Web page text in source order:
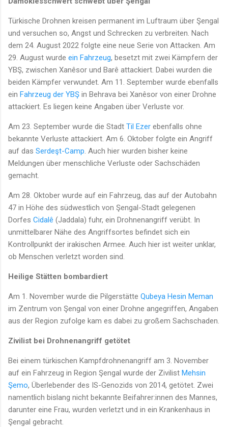
Türkische Drohnen kreisen permanent im Luftraum über Şengal
und versuchen so, Angst und Schrecken zu verbreiten. Nach
dem 24. August 2022 folgte eine neue Serie von Attacken. Am
29. August wurde ein Fahrzeug, besetzt mit zwei Kämpfern der
YBŞ, zwischen Xanêsor und Barê attackiert. Dabei wurden die
beiden Kämpfer verwundet. Am 11. September wurde ebenfalls
ein Fahrzeug der YBŞ in Behrava bei Xanêsor von einer Drohne
attackiert. Es liegen keine Angaben über Verluste vor.
Am 23. September wurde die Stadt Til Ezer ebenfalls ohne
bekannte Verluste attackiert. Am 6. Oktober folgte ein Angriff
auf das Serdeşt-Camp. Auch hier wurden bisher keine
Meldungen über menschliche Verluste oder Sachschäden
gemacht.
Am 28. Oktober wurde auf ein Fahrzeug, das auf der Autobahn
47 in Höhe des südwestlich von Şengal-Stadt gelegenen
Dorfes Cidalê (Jaddala) fuhr, ein Drohnenangriff verübt. In
unmittelbarer Nähe des Angriffsortes befindet sich ein
Kontrollpunkt der irakischen Armee. Auch hier ist weiter unklar,
ob Menschen verletzt worden sind.
Heilige Stätten bombardiert
Am 1. November wurde die Pilgerstätte Qubeya Hesin Meman
im Zentrum von Şengal von einer Drohne angegriffen, Angaben
aus der Region zufolge kam es dabei zu großem Sachschaden.
Zivilist bei Drohnenangriff getötet
Bei einem türkischen Kampfdrohnenangriff am 3. November
auf ein Fahrzeug in Region Şengal wurde der Zivilist Mehsin
Şemo, Überlebender des IS-Genozids von 2014, getötet. Zwei
namentlich bislang nicht bekannte Beifahrer:innen des Mannes,
darunter eine Frau, wurden verletzt und in ein Krankenhaus in
Şengal gebracht.